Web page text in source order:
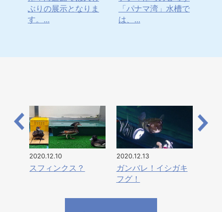
ぶりの展示となりま
す。...
「パナマ湾」水槽で
は、...
2020.12.10
スフィンクス？
2020.12.13
ガンバレ！イシガキ
フグ！